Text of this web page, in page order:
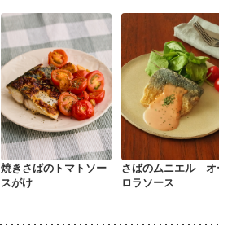
焼きさばのトマトソー
スがけ
さばのムニエル オー
ロラソース